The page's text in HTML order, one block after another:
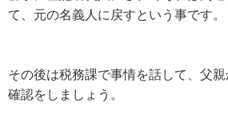
て、元の名義人に戻すという事です。
その後は税務課で事情を話して、父
確認をしましょう。